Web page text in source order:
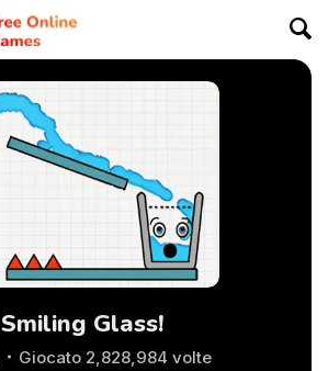
Smiling Glass!
Giocato 2,828,984 volte